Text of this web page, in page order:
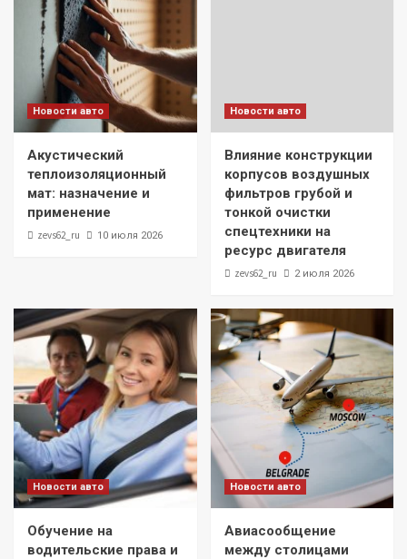
Новости авто
Акустический
теплоизоляционный
мат: назначение и
применение
zevs62_ru 10 июля 2026
Новости авто
Влияние конструкции
корпусов воздушных
фильтров грубой и
тонкой очистки
спецтехники на
ресурс двигателя
zevs62_ru 2 июля 2026
Новости авто
Обучение на
водительские права и
Новости авто
Авиасообщение
между столицами